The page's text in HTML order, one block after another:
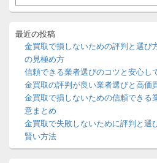
イ
バ最近の投稿
金買取で損しないための評判と選び
の見極め方
信頼できる業者選びのコツと安心し
金買取の評判が良い業者選びと高価
金買取で損しないための信頼できる
意まとめ
金買取で失敗しないために評判と選
賢い方法